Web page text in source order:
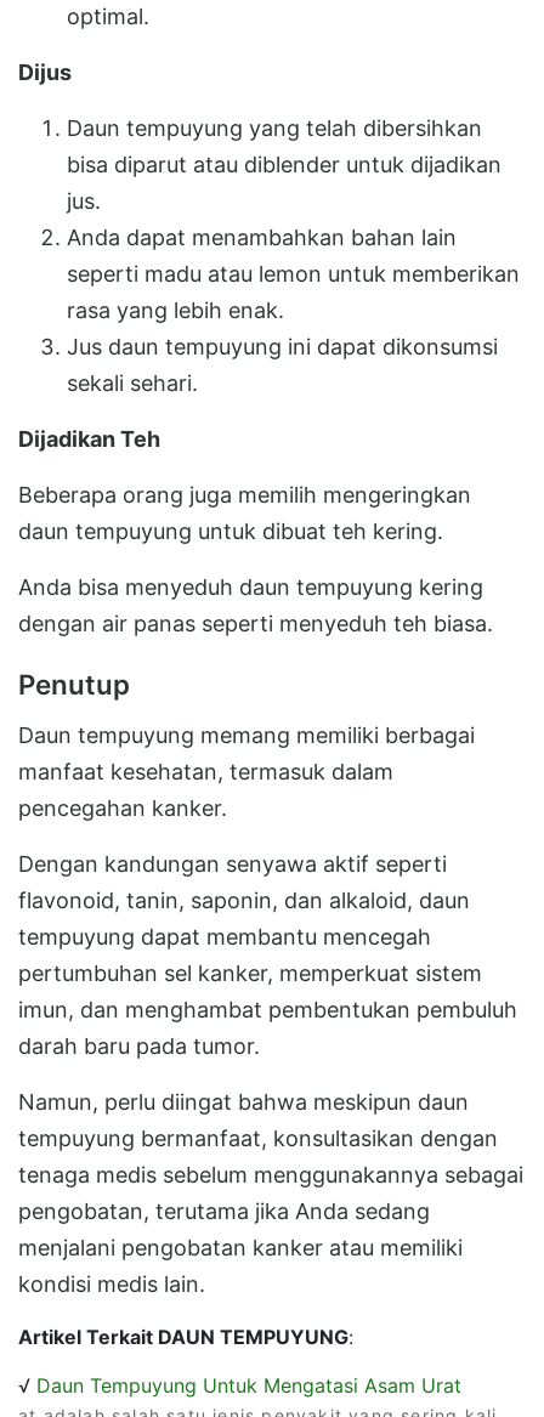
optimal.
Dijus
Daun tempuyung yang telah dibersihkan
bisa diparut atau diblender untuk dijadikan
jus.
Anda dapat menambahkan bahan lain
seperti madu atau lemon untuk memberikan
rasa yang lebih enak.
Jus daun tempuyung ini dapat dikonsumsi
sekali sehari.
Dijadikan Teh
Beberapa orang juga memilih mengeringkan
daun tempuyung untuk dibuat teh kering.
Anda bisa menyeduh daun tempuyung kering
dengan air panas seperti menyeduh teh biasa.
Penutup
Daun tempuyung memang memiliki berbagai
manfaat kesehatan, termasuk dalam
pencegahan kanker.
Dengan kandungan senyawa aktif seperti
flavonoid, tanin, saponin, dan alkaloid, daun
tempuyung dapat membantu mencegah
pertumbuhan sel kanker, memperkuat sistem
imun, dan menghambat pembentukan pembuluh
darah baru pada tumor.
Namun, perlu diingat bahwa meskipun daun
tempuyung bermanfaat, konsultasikan dengan
tenaga medis sebelum menggunakannya sebagai
pengobatan, terutama jika Anda sedang
menjalani pengobatan kanker atau memiliki
kondisi medis lain.
Artikel Terkait DAUN TEMPUYUNG:
√ Daun Tempuyung Untuk Mengatasi Asam Urat